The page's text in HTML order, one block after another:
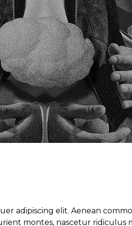
adipiscing elit. Aenean
montes, nascetur ridiculus